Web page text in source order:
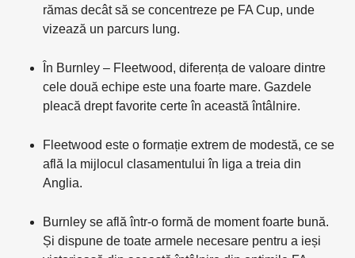
rămas decât să se concentreze pe FA Cup, unde
vizează un parcurs lung.
În Burnley – Fleetwood, diferența de valoare dintre
cele două echipe este una foarte mare. Gazdele
pleacă drept favorite certe în această întâlnire.
Fleetwood este o formație extrem de modestă, ce se
află la mijlocul clasamentului în liga a treia din
Anglia.
Burnley se află într-o formă de moment foarte bună.
Și dispune de toate armele necesare pentru a ieși